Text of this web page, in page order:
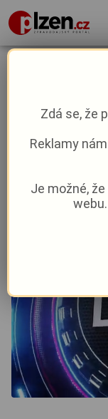
Politický
(Piráti) x
Zdá se, že
Reklamy
Je možné,